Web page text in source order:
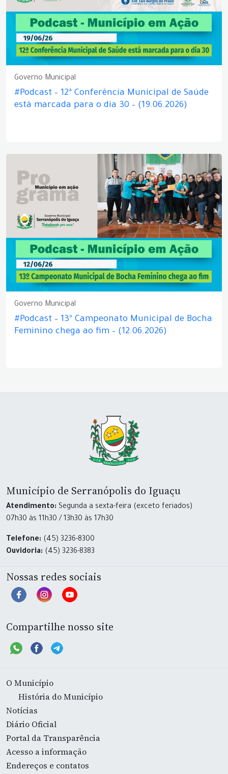
Governo Municipal
#Podcast – 12ª Conferência Municipal de Saúde
está marcada para o dia 30 – (19.06.2026)
Governo Municipal
#Podcast – 13º Campeonato Municipal de Bocha
Feminino chega ao fim – (12.06.2026)
Município de Serranópolis do Iguaçu
Atendimento: Segunda a sexta-feira (exceto feriados)
07h30 às 11h30 / 13h30 às 17h30
Telefone: (45) 3236-8300
Ouvidoria: (45) 3236-8383
Nossas redes sociais
Compartilhe nosso site
O Município
História do Município
Notícias
Diário Oficial
Portal da Transparência
Acesso a informação
Endereços e contatos